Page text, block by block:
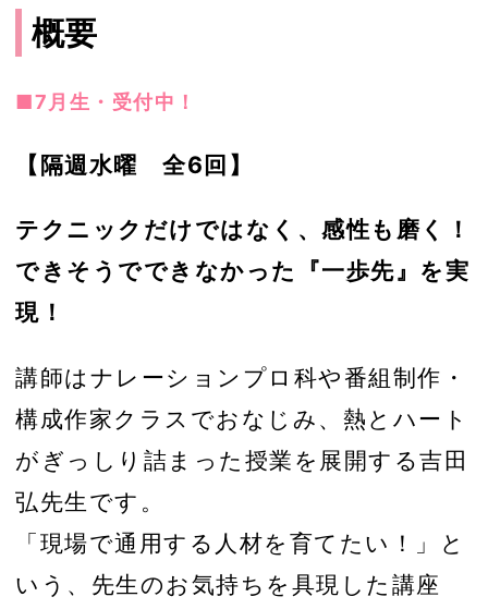
概要
■7月生・受付中！
【隔週水曜 全6回】
テクニックだけではなく、感性も磨く！
できそうでできなかった『一歩先』を実
現！
講師はナレーションプロ科や番組制作・
構成作家クラスでおなじみ、熱とハート
がぎっしり詰まった授業を展開する吉田
弘先生です。
「現場で通用する人材を育てたい！」と
いう、先生のお気持ちを具現した講座